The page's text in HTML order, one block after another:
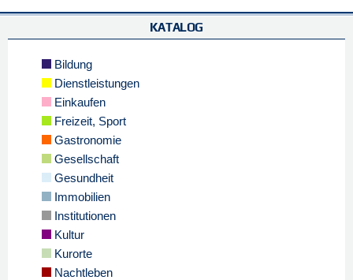
KATALOG
Bildung
Dienstleistungen
Einkaufen
Freizeit, Sport
Gastronomie
Gesellschaft
Gesundheit
Immobilien
Institutionen
Kultur
Kurorte
Nachtleben